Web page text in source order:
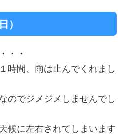
）
・・
時間、雨は止んでくれまし
のでジメジメしませんでし
候に左右されてしまいます